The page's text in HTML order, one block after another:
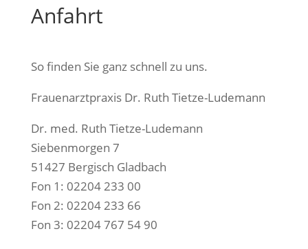
Anfahrt
So finden Sie ganz schnell zu uns.
Frauenarztpraxis Dr. Ruth Tietze-Ludemann
Dr. med. Ruth Tietze-Ludemann
Siebenmorgen 7
51427 Bergisch Gladbach
Fon 1: 02204 233 00
Fon 2: 02204 233 66
Fon 3: 02204 767 54 90